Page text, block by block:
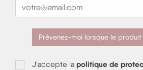
Prévenez-moi lorsque le
J'accepte la politique de